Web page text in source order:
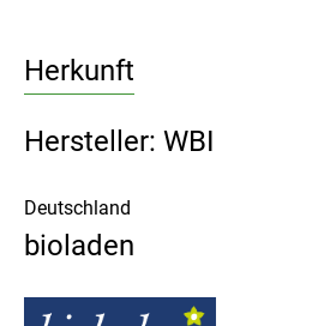
Herkunft
Hersteller: WBI
Deutschland
bioladen